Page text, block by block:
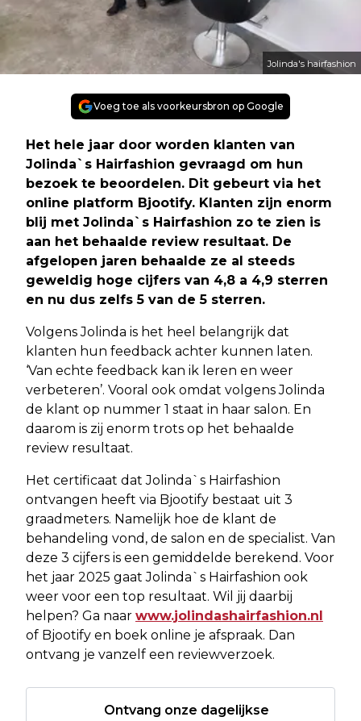
Jolinda's hairfashion
Voeg toe als voorkeursbron op Google
Het hele jaar door worden klanten van
Jolinda`s Hairfashion gevraagd om hun
bezoek te beoordelen. Dit gebeurt via het
online platform Bjootify. Klanten zijn enorm
blij met Jolinda`s Hairfashion zo te zien is
aan het behaalde review resultaat. De
afgelopen jaren behaalde ze al steeds
geweldig hoge cijfers van 4,8 a 4,9 sterren
en nu dus zelfs 5 van de 5 sterren.
Volgens Jolinda is het heel belangrijk dat
klanten hun feedback achter kunnen laten.
‘Van echte feedback kan ik leren en weer
verbeteren’. Vooral ook omdat volgens Jolinda
de klant op nummer 1 staat in haar salon. En
daarom is zij enorm trots op het behaalde
review resultaat.
Het certificaat dat Jolinda`s Hairfashion
ontvangen heeft via Bjootify bestaat uit 3
graadmeters. Namelijk hoe de klant de
behandeling vond, de salon en de specialist. Van
deze 3 cijfers is een gemiddelde berekend. Voor
het jaar 2025 gaat Jolinda`s Hairfashion ook
weer voor een top resultaat. Wil jij daarbij
helpen? Ga naar www.jolindashairfashion.nl
of Bjootify en boek online je afspraak. Dan
ontvang je vanzelf een reviewverzoek.
Ontvang onze dagelijkse